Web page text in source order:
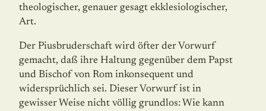
theologischer, genauer gesagt ekklesiologischer,
Art.
Der Piusbruderschaft wird öfter der Vorwurf
gemacht, daß ihre Haltung gegenüber dem Papst
und Bischof von Rom inkonsequent und
widersprüchlich sei. Dieser Vorwurf ist in
gewisser Weise nicht völlig grundlos: Wie kann